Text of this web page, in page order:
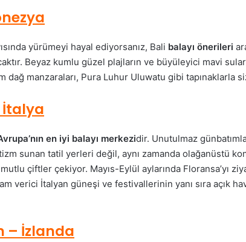
yürümeyi hayal ediyorsanız, Bali balayı önerileri
Beyaz kumlu güzel plajların ve büyüleyici mavi
dağ manzaraları, Pura Luhur Uluwatu gibi tapınaklarla
İtalya
en iyi balayı merkezidir. Unutulmaz
sunan tatil yerleri değil, aynı zamanda olağanüstü
çiftler çekiyor. Mayıs-Eylül aylarında Floransa’yı
verici İtalyan güneşi ve festivallerinin yanı sıra açık
– İzlanda